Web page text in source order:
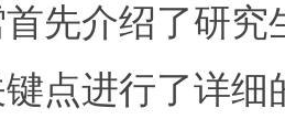
介绍了研究
点进行了详